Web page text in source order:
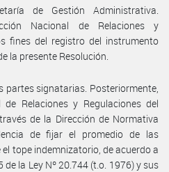
de Gestión Administrativa.
Nacional de Relaciones y
fines del registro del instrumento
la presente Resolución.
partes signatarias. Posteriormente,
Relaciones y Regulaciones del
de la Dirección de Normativa
de fijar el promedio de las
tope indemnizatorio, de acuerdo a
la Ley Nº 20.744 (t.o. 1976) y sus